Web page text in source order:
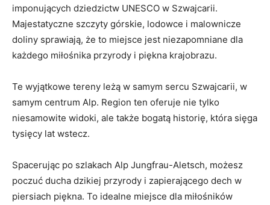
imponujących dziedzictw UNESCO w Szwajcarii.
Majestatyczne szczyty górskie, lodowce i malownicze
doliny sprawiają, że to miejsce jest niezapomniane dla
każdego miłośnika przyrody i piękna krajobrazu.
Te wyjątkowe tereny leżą w samym sercu Szwajcarii, w
samym centrum Alp. Region ten oferuje nie tylko
niesamowite widoki, ale także bogatą historię, która sięga
tysięcy lat wstecz.
Spacerując po szlakach Alp Jungfrau-Aletsch, możesz
poczuć ducha dzikiej przyrody i zapierającego dech w
piersiach piękna. To idealne miejsce dla miłośników